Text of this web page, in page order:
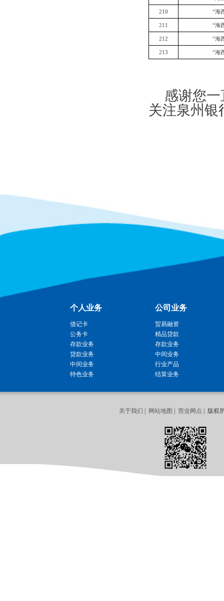
210 “海
211 “海
212 “海
213 “海
感谢您
关注泉州银
个人业务
借记卡
公务卡
存款业务
贷款业务
中间业务
特色业务
公司业务
贸易融资
精品贷款
存款业务
中间业务
行业产品
结算业务
关于我们 网站地图 营业网点 | 版权